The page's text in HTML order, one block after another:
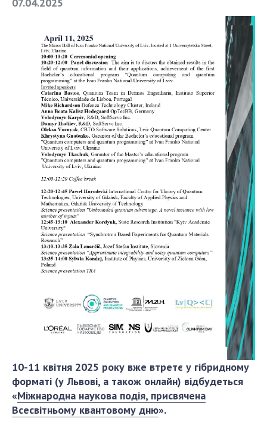
СТРУКТУРА
Президія НАН України
Апарат Президії
Секція фізико-технічних і математичних
наук
Секція хімічних і біологічних наук
Секція суспільних і гуманітарних наук
Установи при Президії
Ради, комітети та комісії
Наукові центри МОН та НАН України
Громадські організації
Засідання Президії НАН України
Сесії Загальних зборів НАН України
Річні фінансові звіти НАН України
Наукові публікації та видавнича діяльність
Охорона прав інтелектуальної власності та
трансфер технологій в наукових установах
10-11 квітня 2025 року вже втретє у гібридному
форматі (у Львові, а також онлайн) відбудеться
«Міжнародна наукова подія, присвячена
Всесвітньому квантовому дню».